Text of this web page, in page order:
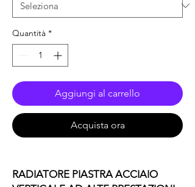
Quantità *
Aggiungi al carrello
Acquista ora
RADIATORE PIASTRA ACCIAIO